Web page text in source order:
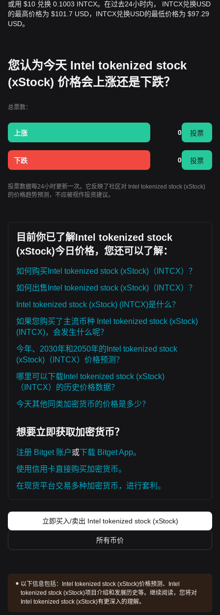
或用 $10 兑换 0.1003 INTCX。在过去24小时内， INTCX兑换USD
的最高价格为 $101.7 USD，INTCX兑换USD的最低价格为 $97.29
USD。
您认为今天 Intel tokenized stock
(xStock) 价格会上涨还是下跌？
总票数：
上涨 0 投票
下跌 0 投票
投票数据每24小时更新一次。它反映了社区对 Intel tokenized stock (xStock)
的价格趋势预测，不应被视作投资建议。
目前你已了解Intel tokenized stock
(xStock)今日价格，您还可以了解：
如何购买Intel tokenized stock (xStock)（INTCX）？
如何出售Intel tokenized stock (xStock)（INTCX）？
Intel tokenized stock (xStock) (INTCX)是什么？
如果您购买了主流币种 Intel tokenized stock (xStock)
(INTCX)，会发生什么呢？
今年、2030年和2050年的Intel tokenized stock
(xStock)（INTCX）价格预测？
哪里可以下载Intel tokenized stock (xStock)
（INTCX）的历史价格数据？
今天其他同类加密货币的价格是多少？
想要立即获取加密货币？
注册 Bitget 账户或下载 Bitget App。
使用信用卡直接购买加密货币。
在现货平台交易多种加密货币，进行套利。
立即买入/卖出 Intel tokenized stock (xStock)
所有币价
以下信息包括：
Intel tokenized stock (xStock)价格预测、Intel
tokenized stock (xStock)项目介绍和发展历史等。继续阅读，您将对
Intel tokenized stock (xStock)有更深入的理解。